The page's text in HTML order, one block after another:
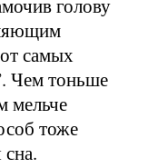
самых
Чем тоньше
мельче
тоже